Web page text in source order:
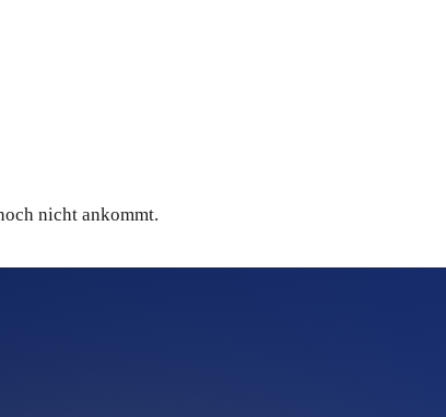
nicht ankommt.
Informationen aus redaktionell veröffentlichten